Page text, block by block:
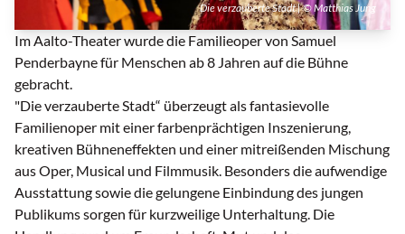
Im Aalto-Theater wurde die Familieoper von Samuel
Penderbayne für Menschen ab 8 Jahren auf die Bühne
gebracht.
"Die verzauberte Stadt“ überzeugt als fantasievolle
Familienoper mit einer farbenprächtigen Inszenierung,
kreativen Bühneneffekten und einer mitreißenden Mischung
aus Oper, Musical und Filmmusik. Besonders die aufwendige
Ausstattung sowie die gelungene Einbindung des jungen
Publikums sorgen für kurzweilige Unterhaltung. Die
Die verzauberte Stadt | © Matthias Jung